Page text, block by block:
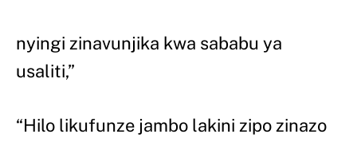
nyingi zinavunjika kwa sababu ya
usaliti,”
“Hilo likufunze jambo lakini zipo zinazo